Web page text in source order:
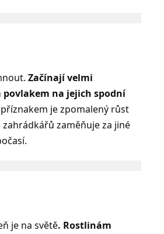
Začínají velmi
na jejich spodní
je zpomalený růst
zaměňuje za jiné
je na světě. Rostlinám